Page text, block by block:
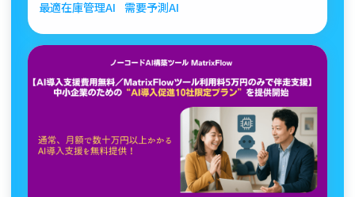
最適在庫管理AI
需要予測AI